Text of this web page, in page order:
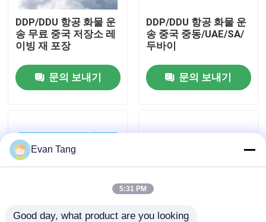
공장 투어
품질 관리
인용 을 요청 하십시오
국경을 넘나드는 공급
DDP/DDU 항공 화물 운
송 무료 중국 저장소 레
이빙 재 포장
문의 보내기
DDP/DDU 항공 화물 운
송 중국 중동/UAE/SA/
두바이
문의 보내기
Evan Tang
5:31 PM
Good day, what product are you looking